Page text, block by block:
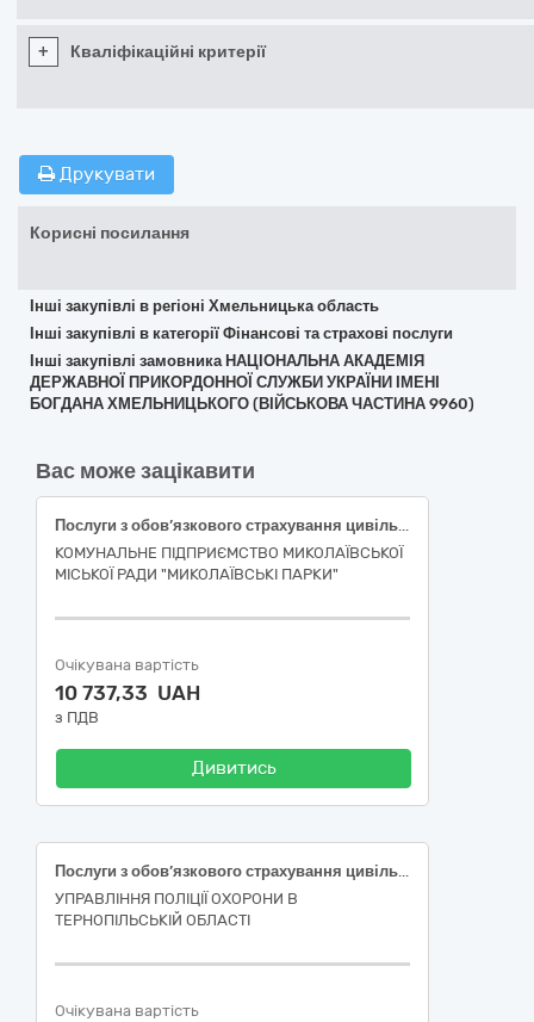
+ Кваліфікаційні критерії
Друкувати
Корисні посилання
Інші закупівлі в регіоні Хмельницька область
Інші закупівлі в категорії Фінансові та страхові послуги
Інші закупівлі замовника НАЦІОНАЛЬНА АКАДЕМІЯ
ДЕРЖАВНОЇ ПРИКОРДОННОЇ СЛУЖБИ УКРАЇНИ ІМЕНІ
БОГДАНА ХМЕЛЬНИЦЬКОГО (ВІЙСЬКОВА ЧАСТИНА 9960)
Вас може зацікавити
Послуги з обов’язкового страхування цивільної-правової відповідальності власників наземних транспортних засобів
КОМУНАЛЬНЕ ПІДПРИЄМСТВО МИКОЛАЇВСЬКОЇ
МІСЬКОЇ РАДИ "МИКОЛАЇВСЬКІ ПАРКИ"
Очікувана вартість
10 737,33 UAH
з ПДВ
Дивитись
Послуги з обов’язкового страхування цивільно-правової відповідальності власників наземних транспортних засобів (ОСЦПВ)
УПРАВЛІННЯ ПОЛІЦІЇ ОХОРОНИ В
ТЕРНОПІЛЬСЬКІЙ ОБЛАСТІ
Очікувана вартість